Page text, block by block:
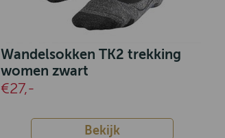
Wandelsokken TK2 trekking
women zwart
€27,-
Bekijk